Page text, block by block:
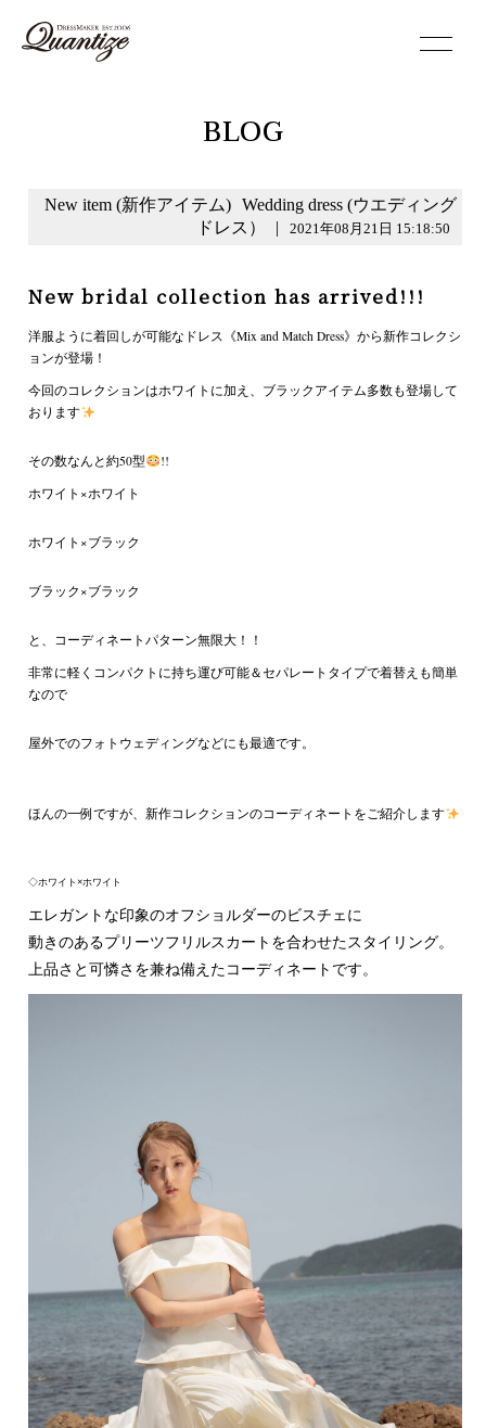
BLOG
New item (新作アイテム)
Wedding dress (ウエディング
ドレス）
| 2021年08月21日 15:18:50
New bridal collection has arrived!!!
洋服ように着回しが可能なドレス《Mix and Match Dress》から新作コレクシ
ョンが登場！
今回のコレクションはホワイトに加え、ブラックアイテム多数も登場して
おります
その数なんと約50型
!!
ホワイト×ホワイト
ホワイト×ブラック
ブラック×ブラック
と、コーディネートパターン無限大！！
非常に軽くコンパクトに持ち運び可能＆セパレートタイプで着替えも簡単
なので
屋外でのフォトウェディングなどにも最適です。
ほんの一例ですが、新作コレクションのコーディネートをご紹介します
◇ホワイト×ホワイト
エレガントな印象のオフショルダーのビスチェに
動きのあるプリーツフリルスカートを合わせたスタイリング。
上品さと可憐さを兼ね備えたコーディネートです。